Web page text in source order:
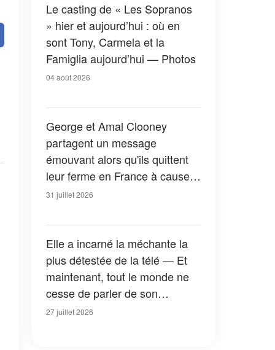
Le casting de « Les Sopranos
» hier et aujourd’hui : où en
sont Tony, Carmela et la
Famiglia aujourd’hui — Photos
04 août 2026
George et Amal Clooney
partagent un message
émouvant alors qu'ils quittent
leur ferme en France à cause
des feux de forêt — Tous les
31 juillet 2026
Elle a incarné la méchante la
plus détestée de la télé — Et
maintenant, tout le monde ne
cesse de parler de son
apparition dans la nouvelle
27 juillet 2026